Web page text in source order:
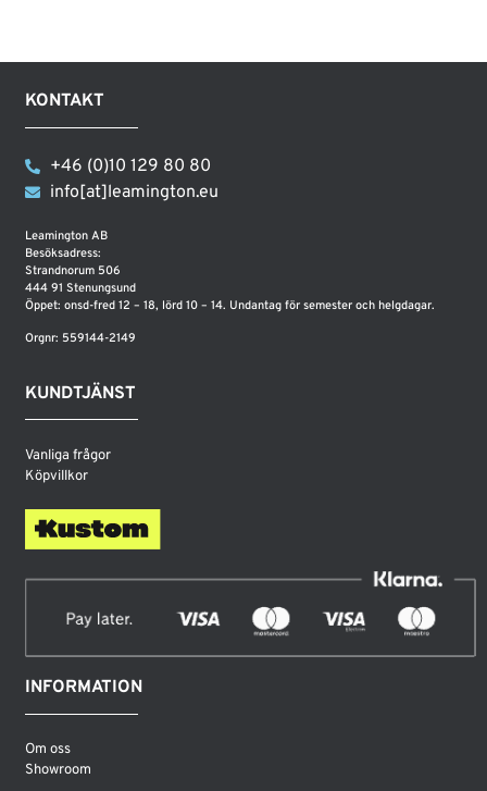
KONTAKT
+46 (0)10 129 80 80
info[at]leamington.eu
Leamington AB
Besöksadress:
Strandnorum 506
444 91 Stenungsund
Öppet: onsd-fred 12 – 18, lörd 10 – 14. Undantag för semester och helgdagar.
Orgnr: 559144-2149
KUNDTJÄNST
Vanliga frågor
Köpvillkor
INFORMATION
Om oss
Showroom